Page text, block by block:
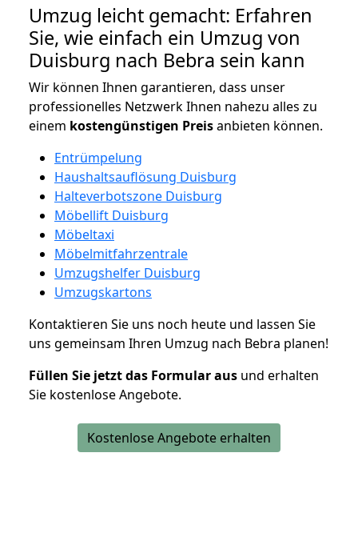
Umzug leicht gemacht: Erfahren
Sie, wie einfach ein Umzug von
Duisburg nach Bebra sein kann
Wir können Ihnen garantieren, dass unser
professionelles Netzwerk Ihnen nahezu alles zu
einem kostengünstigen Preisanbieten können.
Entrümpelung
Haushaltsauflösung Duisburg
Halteverbotszone Duisburg
Möbellift Duisburg
Möbeltaxi
Möbelmitfahrzentrale
Umzugshelfer Duisburg
Umzugskartons
Kontaktieren Sie uns noch heute und lassen Sie
uns gemeinsam Ihren Umzug nach Bebra planen!
Füllen Sie jetzt das Formular aus und erhalten
Sie kostenlose Angebote.
Kostenlose Angebote erhalten